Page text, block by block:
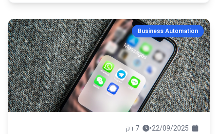
Business Automation
•